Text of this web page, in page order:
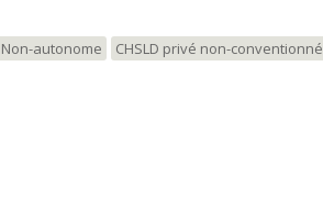
Non-autonome CHSLD privé non-conventionné